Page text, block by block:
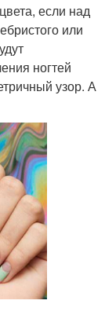
если над
или
ногтей
узор. А